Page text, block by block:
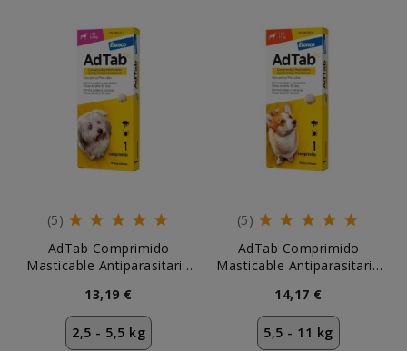
(5)
AdTab Comprimido
Masticable Antiparasitario
13,19 €
2,5 - 5,5 kg
(5)
AdTab Comprimido
Masticable Antiparasitario
14,17 €
5,5 - 11 kg